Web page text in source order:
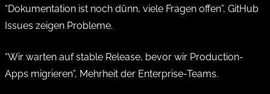
“Dokumentation ist noch dünn, viele Fragen offen”, GitHub
Issues zeigen Probleme.
“Wir warten auf stable Release, bevor wir Production-
Apps migrieren”, Mehrheit der Enterprise-Teams.